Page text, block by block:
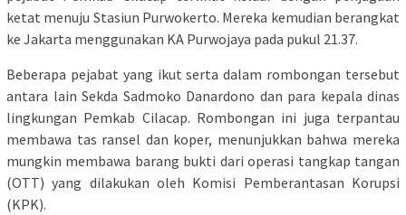
ketat menuju Stasiun Purwokerto. Mereka kemudian berangkat
ke Jakarta menggunakan KA Purwojaya pada pukul 21.37.
Beberapa pejabat yang ikut serta dalam rombongan tersebut
antara lain Sekda Sadmoko Danardono dan para kepala dinas
lingkungan Pemkab Cilacap. Rombongan ini juga terpantau
membawa tas ransel dan koper, menunjukkan bahwa mereka
mungkin membawa barang bukti dari operasi tangkap tangan
(OTT) yang dilakukan oleh Komisi Pemberantasan Korupsi
(KPK).